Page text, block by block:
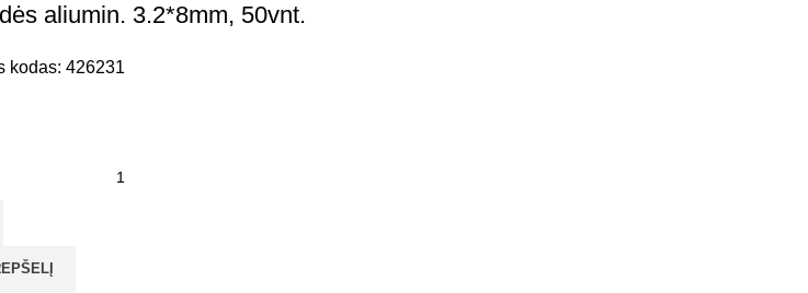
aliumin. 3.2*8mm, 50vnt.
kodas: 426231